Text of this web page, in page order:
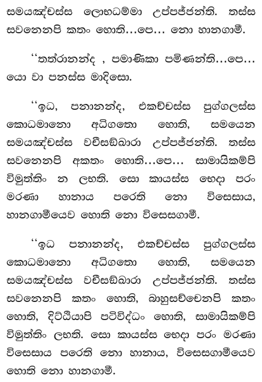
සමයඤ්චස්ස ලොභධම්මා උප්පජ්ජන්ති. තස්ස
සවනෙනපි කතං හොති…පෙ… නො හානගාමී.
‘‘තත්රානන්ද , පමාණිකා පමිණන්ති…පෙ…
යො වා පනස්ස මාදිසො.
‘‘ඉධ, පනානන්ද, එකච්චස්ස පුග්ගලස්ස
කොධමානො අධිගතො හොති, සමයෙන
සමයඤ්චස්ස වචීසඞ්ඛාරා උප්පජ්ජන්ති. තස්ස
සවනෙනපි අකතං හොති…පෙ… සාමායිකම්පි
විමුත්තිං න ලභති. සො කායස්ස භෙදා පරං
මරණා හානාය පරෙති නො විසෙසාය,
හානගාමීයෙව හොති නො විසෙසගාමී.
‘‘ඉධ පනානන්ද, එකච්චස්ස පුග්ගලස්ස
කොධමානො අධිගතො හොති, සමයෙන
සමයඤ්චස්ස වචීසඞ්ඛාරා උප්පජ්ජන්ති. තස්ස
සවනෙනපි කතං හොති, බාහුසච්චෙනපි කතං
හොති, දිට්ඨියාපි පටිවිද්ධං හොති, සාමායිකම්පි
විමුත්තිං ලභති. සො කායස්ස භෙදා පරං මරණා
විසෙසාය පරෙති නො හානාය, විසෙසගාමීයෙව
හොති නො හානගාමී.